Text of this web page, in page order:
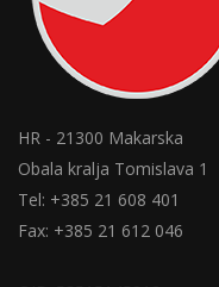
HR - 21300 Makarska
Obala kralja Tomislava 1
Tel: +385 21 608 401
Fax: +385 21 612 046